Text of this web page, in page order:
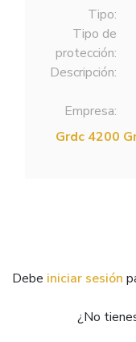
Tipo:
Tipo de
protección:
Descripción:
Empresa:
Grdc 4200
Debe iniciar sesión
¿No